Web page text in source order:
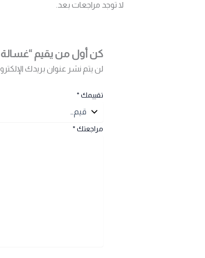
لا توجد مراجعات بعد.
كن أول من يقيم “غسالة بيكو 12 ك 15 برنامج
لن يتم نشر عنوان بريدك
تقييمك*
مراجعتك*